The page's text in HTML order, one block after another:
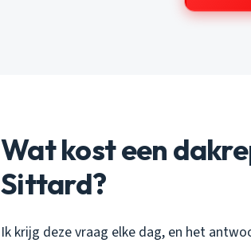
Wat kost een
Sittard?
Ik krijg deze vraag elke dag, en het